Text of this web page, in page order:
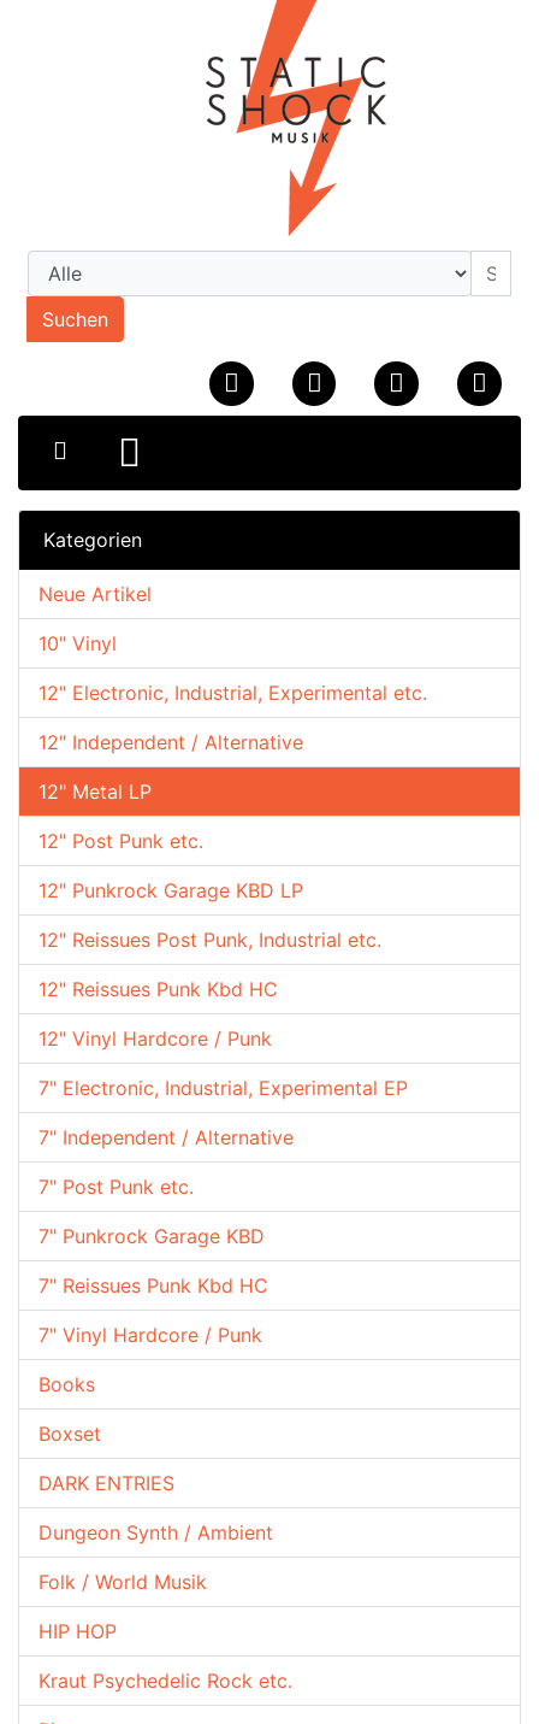
Suchen
Kategorien
10" Vinyl
12" Electronic, Industrial, Experimental etc.
12" Independent / Alternative
12" Metal LP
12" Post Punk etc.
12" Punkrock Garage KBD LP
12" Reissues Post Punk, Industrial etc.
12" Reissues Punk Kbd HC
12" Vinyl Hardcore / Punk
7" Electronic, Industrial, Experimental EP
7" Independent / Alternative
7" Post Punk etc.
7" Punkrock Garage KBD
7" Reissues Punk Kbd HC
7" Vinyl Hardcore / Punk
Books
Boxset
DARK ENTRIES
Dungeon Synth / Ambient
Folk / World Musik
HIP HOP
Kraut Psychedelic Rock etc.
Neue Artikel